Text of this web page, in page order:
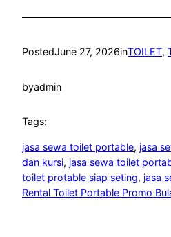
PostedJune 27, 2026inTOILET,
byadmin
Tags:
jasa sewa toilet portable, jasa
dan kursi, jasa sewa toilet
toilet protable siap seting, jasa
Rental Toilet Portable Promo